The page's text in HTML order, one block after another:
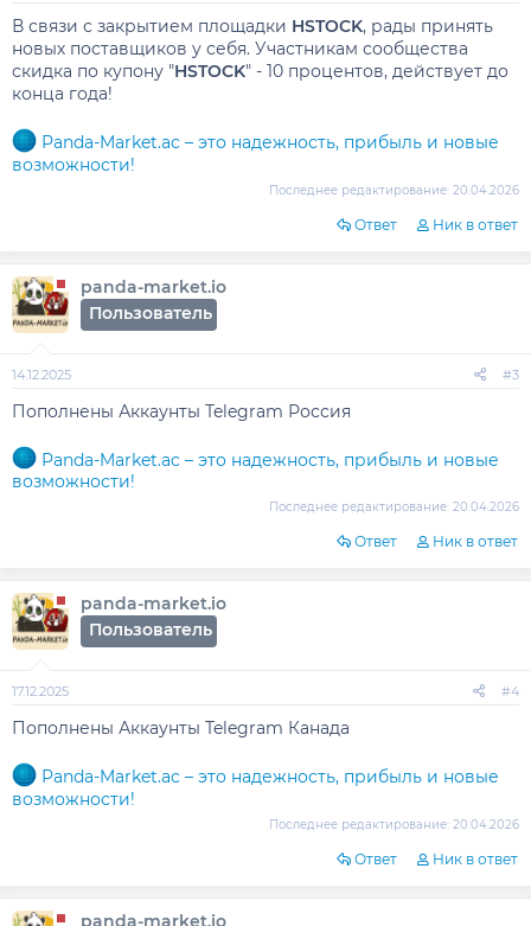
В связи с закрытием площадки HSTOCK, рады принять
новых поставщиков у себя. Участникам сообщества
скидка по купону "HSTOCK" - 10 процентов, действует до
конца года!
Panda-Market.ac – это надежность, прибыль и новые
возможности!
Последнее редактирование: 20.04.2026
Ответ Ник в ответ
panda-market.io
Пользователь
14.12.2025 #3
Пополнены Аккаунты Telegram Россия
Panda-Market.ac – это надежность, прибыль и новые
возможности!
Последнее редактирование: 20.04.2026
Ответ Ник в ответ
panda-market.io
Пользователь
17.12.2025 #4
Пополнены Аккаунты Telegram Канада
Panda-Market.ac – это надежность, прибыль и новые
возможности!
Последнее редактирование: 20.04.2026
Ответ Ник в ответ
panda-market.io